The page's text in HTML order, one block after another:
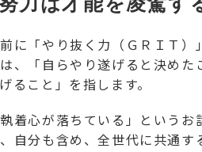
に「やり抜く力（ＧＲＩＴ）
、「自らやり遂げると決めた
ること」を指します。
着心が落ちている」というお
自分も含め、全世代に共通す